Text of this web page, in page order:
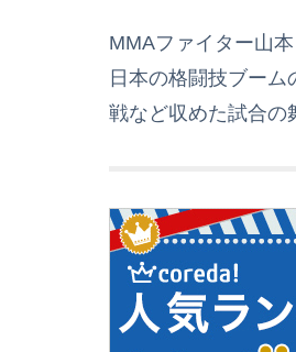
MMAファイター山
日本の格闘技ブー
戦など収めた試合の